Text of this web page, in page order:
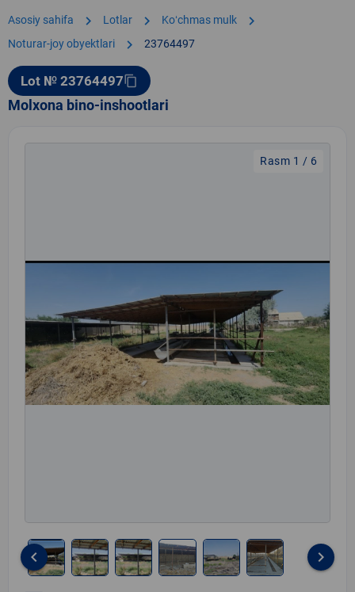
Asosiy sahifa chevron_right Lotlar chevron_right Koʻchmas mulk chevron_right
Noturar-joy obyektlari chevron_right 23764497
Lot № 23764497content_copy
Molxona bino-inshootlari
Rasm 1 / 6
keyboard_arrow_left keyboard_arrow_right